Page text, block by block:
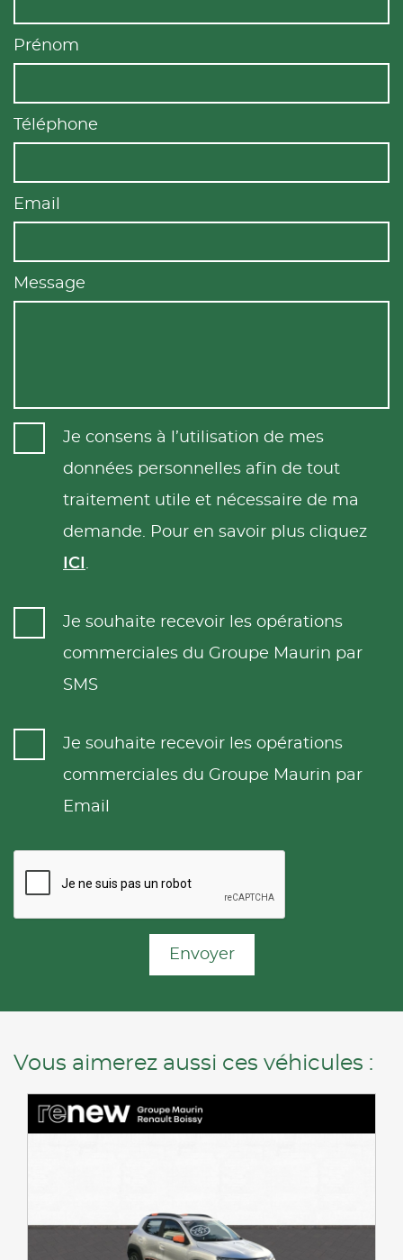
Prénom
Téléphone
Email
Message
Je consens à l’utilisation de mes
données personnelles afin de tout
traitement utile et nécessaire de ma
demande. Pour en savoir plus cliquez
ICI .
Je souhaite recevoir les opérations
commerciales du Groupe Maurin par
SMS
Je souhaite recevoir les opérations
commerciales du Groupe Maurin par
Email
Envoyer
Vous aimerez aussi ces véhicules :